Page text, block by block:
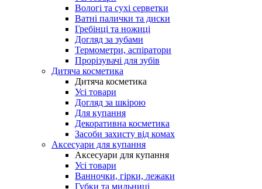
Вологі та сухі серветки
Ватні палички та диски
Гребінці та ножиці
Догляд за зубами
Термометри, аспіратори
Прорізувачі для зубів
Дитяча косметика
Дитяча косметика
Усі товари
Догляд за шкірою
Для купання
Декоративна косметика
Засоби захисту від комах
Аксесуари для купання
Аксесуари для купання
Усі товари
Ванночки, гірки, лежаки
Губки та мильниці